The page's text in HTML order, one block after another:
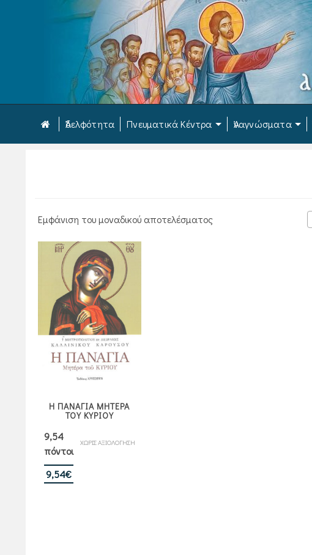
Ἀδελφότητα Πνευματικά Κέντρα Ἀναγνώσματα
Εμφάνιση του μοναδικού αποτελέσματος
Η ΠΑΝΑΓΙΑ ΜΗΤΕΡΑ
ΤΟΥ ΚΥΡΙΟΥ
ΧΩΡΙΣ ΑΞΙΟΛΟΓΗΣΗ
9,54
πόντοι
9,54€